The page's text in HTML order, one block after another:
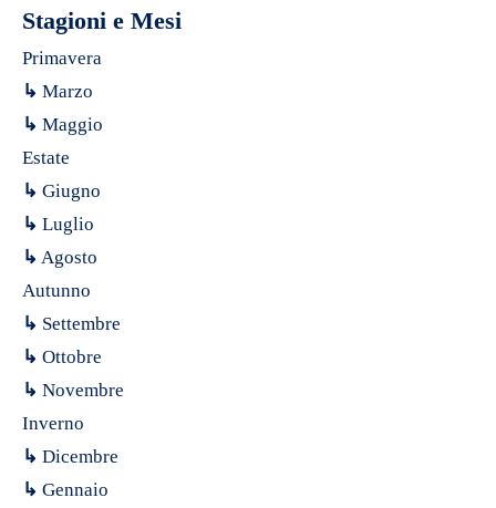
Stagioni e Mesi
Primavera
↳ Marzo
↳ Maggio
Estate
↳ Giugno
↳ Luglio
↳ Agosto
Autunno
↳ Settembre
↳ Ottobre
↳ Novembre
Inverno
↳ Dicembre
↳ Gennaio